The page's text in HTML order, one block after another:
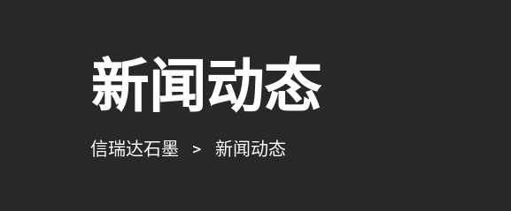
新闻动态
信瑞达石墨 > 新闻动态